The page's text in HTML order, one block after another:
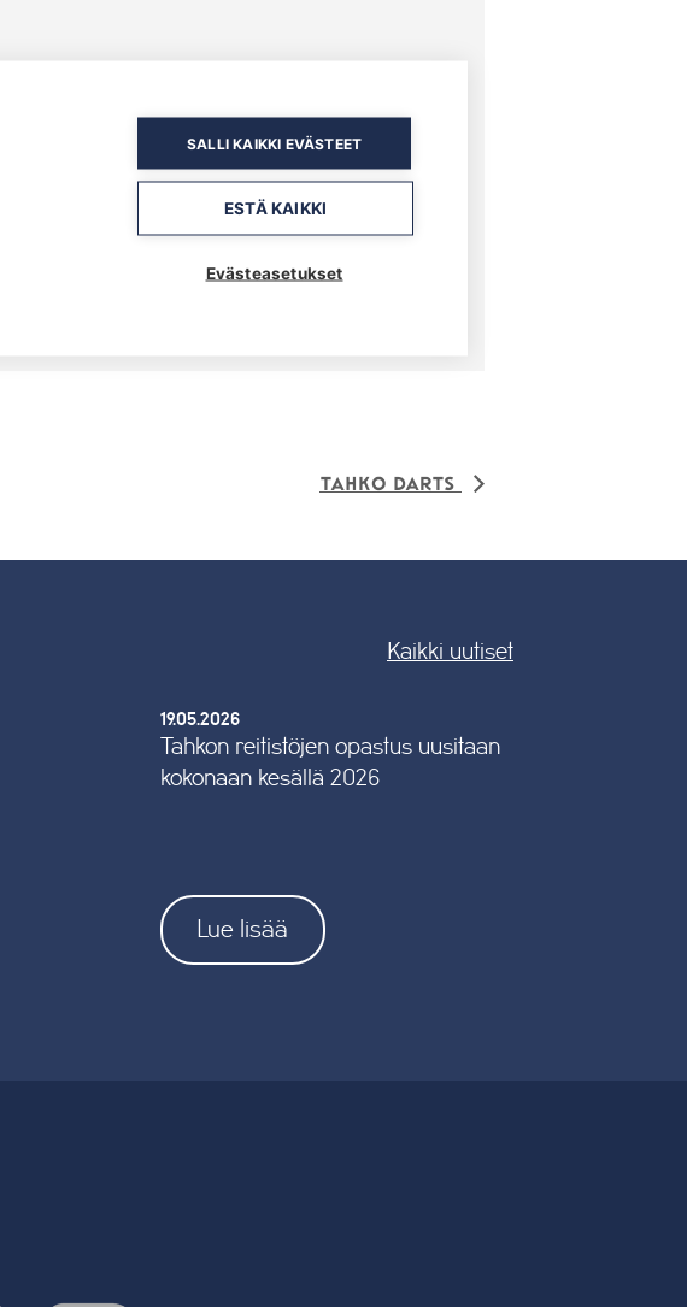
Tahko Darts
Kaikki uutiset
19.05.2026
Tahkon reitistöjen opastus uusitaan
kokonaan kesällä 2026
Lue lisää
SALLI KAIKKI EVÄSTEET
ESTÄ KAIKKI
Evästeasetukset